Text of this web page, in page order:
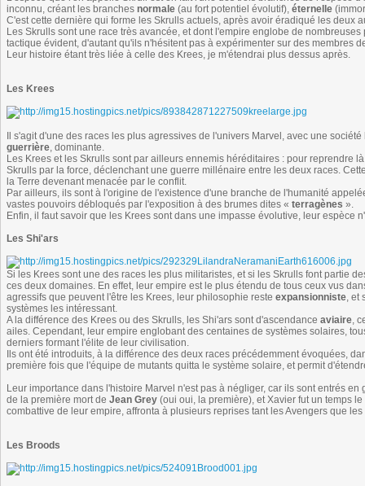
inconnu, créant les branches normale (au fort potentiel évolutif), éternelle
C'est cette dernière qui forme les Skrulls actuels, après avoir éradiqué les deux
Les Skrulls sont une race très avancée, et dont l'empire englobe de
tactique évident, d'autant qu'ils n'hésitent pas à expérimenter sur des membres
Leur histoire étant très liée à celle des Krees, je m'étendrai plus dessus après.
Les Krees
Il s'agit d'une des races les plus agressives de l'univers Marvel, avec une
guerrière, dominante.
Les Krees et les Skrulls sont par ailleurs ennemis héréditaires : pour reprendre
Skrulls par la force, déclenchant une guerre millénaire entre les deux races.
la Terre devenant menacée par le conflit.
Par ailleurs, ils sont à l'origine de l'existence d'une branche de l'humanité
vastes pouvoirs débloqués par l'exposition à des brumes dites « terragènes ».
Enfin, il faut savoir que les Krees sont dans une impasse évolutive, leur espèce
Les Shi'ars
Si les Krees sont une des races les plus militaristes, et si les Skrulls font partie
ces deux domaines. En effet, leur empire est le plus étendu de tous ceux vus
agressifs que peuvent l'être les Krees, leur philosophie reste expansionniste, et
systèmes les intéressant.
A la différence des Krees ou des Skrulls, les Shi'ars sont d'ascendance aviaire,
ailes. Cependant, leur empire englobant des centaines de systèmes solaires,
derniers formant l'élite de leur civilisation.
Ils ont été introduits, à la différence des deux races précédemment évoquées,
première fois que l'équipe de mutants quitta le système solaire, et permit
Leur importance dans l'histoire Marvel n'est pas à négliger, car ils sont entrés
de la première mort de Jean Grey (oui oui, la première), et Xavier fut un temps
combattive de leur empire, affronta à plusieurs reprises tant les Avengers que les
Les Broods